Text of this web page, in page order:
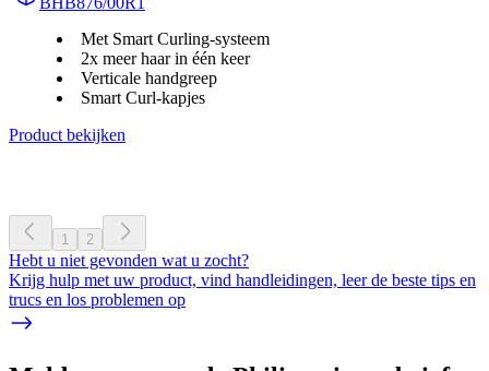
Met Smart Curling-systeem
2x meer haar in één keer
Verticale handgreep
Smart Curl-kapjes
Product bekijken
1 2
Hebt u niet gevonden wat u zocht?
Krijg hulp met uw product, vind handleidingen, leer de beste tips en
trucs en los problemen op